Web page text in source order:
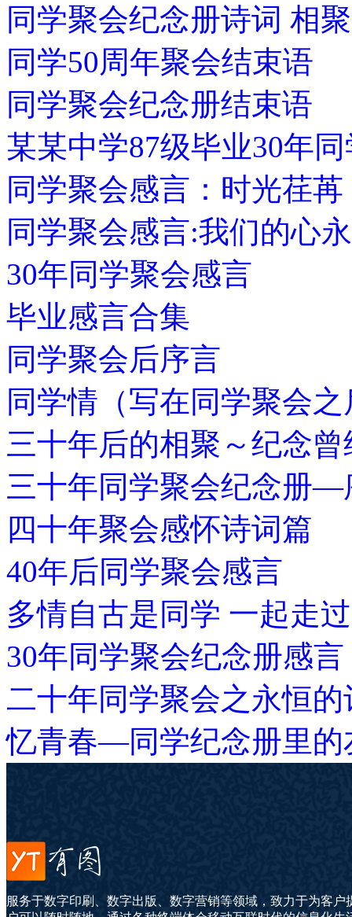
同学聚会纪念册诗词 相聚
同学50周年聚会结束语
同学聚会纪念册结束语
某某中学87级毕业30年
同学聚会感言：时光荏
同学聚会感言:我们的心
30年同学聚会感言
毕业感言合集
同学聚会后序言
同学情（写在同学聚会之
三十年后的相聚～纪念
三十年同学聚会纪念册—
四十年聚会感怀诗词篇
40年后同学聚会感言
多情自古是同学 一起走
30年同学聚会纪念册感言
二十年同学聚会之永恒的
忆青春—同学纪念册里的
服务于数字印刷、数字出版、数字营销等领域，致力于为客